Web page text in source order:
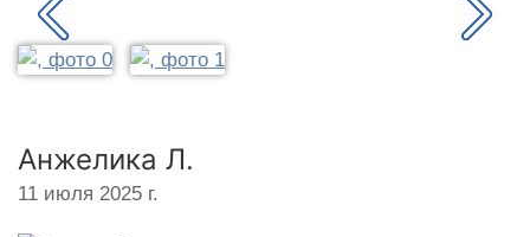
Анжелика Л.
11 июля 2025 г.